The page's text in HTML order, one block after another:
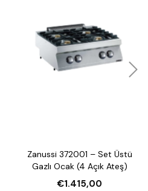
Zanussi 372001 – Set Üstü
Gazlı Ocak (4 Açık Ateş)
€1.415,00